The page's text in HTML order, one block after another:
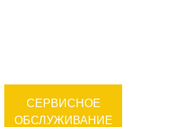
СЕРВИСНОЕ
ОБСЛУЖИВАНИЕ